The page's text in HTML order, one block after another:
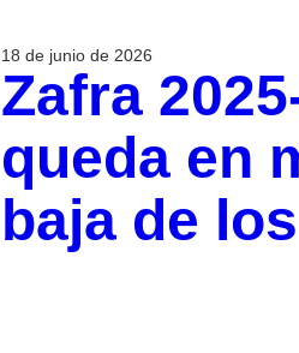
18 de junio de 2026
Zafra
queda en
baja de